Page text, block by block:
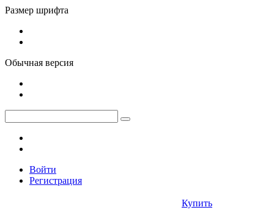
Размер шрифта
Обычная версия
Войти
Регистрация
Купить